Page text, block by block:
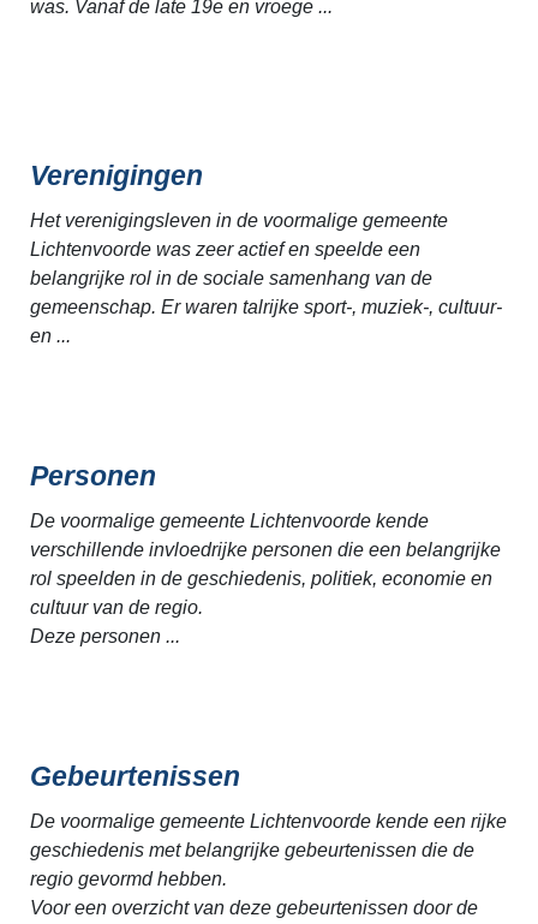
was. Vanaf de late 19e en vroege ...
Verenigingen
Het verenigingsleven in de voormalige gemeente
Lichtenvoorde was zeer actief en speelde een
belangrijke rol in de sociale samenhang van de
gemeenschap. Er waren talrijke sport-, muziek-, cultuur-
en ...
Personen
De voormalige gemeente Lichtenvoorde kende
verschillende invloedrijke personen die een belangrijke
rol speelden in de geschiedenis, politiek, economie en
cultuur van de regio.
Deze personen ...
Gebeurtenissen
De voormalige gemeente Lichtenvoorde kende een rijke
geschiedenis met belangrijke gebeurtenissen die de
regio gevormd hebben.
Voor een overzicht van deze gebeurtenissen door de